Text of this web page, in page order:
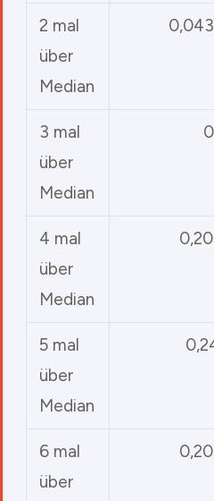
2 mal
über
Median
3 mal
über
Median
4 mal
über
Median
5 mal
über
Median
6 mal
über